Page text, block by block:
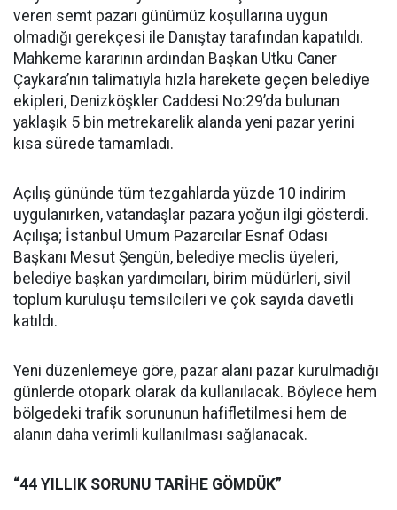
veren semt pazarı günümüz koşullarına uygun
olmadığı gerekçesi ile Danıştay tarafından kapatıldı.
Mahkeme kararının ardından Başkan Utku Caner
Çaykara’nın talimatıyla hızla harekete geçen belediye
ekipleri, Denizköşkler Caddesi No:29’da bulunan
yaklaşık 5 bin metrekarelik alanda yeni pazar yerini
kısa sürede tamamladı.
Açılış gününde tüm tezgahlarda yüzde 10 indirim
uygulanırken, vatandaşlar pazara yoğun ilgi gösterdi.
Açılışa; İstanbul Umum Pazarcılar Esnaf Odası
Başkanı Mesut Şengün, belediye meclis üyeleri,
belediye başkan yardımcıları, birim müdürleri, sivil
toplum kuruluşu temsilcileri ve çok sayıda davetli
katıldı.
Yeni düzenlemeye göre, pazar alanı pazar kurulmadığı
günlerde otopark olarak da kullanılacak. Böylece hem
bölgedeki trafik sorununun hafifletilmesi hem de
alanın daha verimli kullanılması sağlanacak.
“44 YILLIK SORUNU TARİHE GÖMDÜK”